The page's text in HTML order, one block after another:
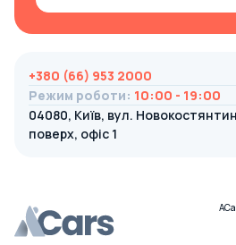
+380 (66) 953 2000
Режим роботи: 10:00 - 19:00
04080, Київ, вул.
поверх, офіс 1